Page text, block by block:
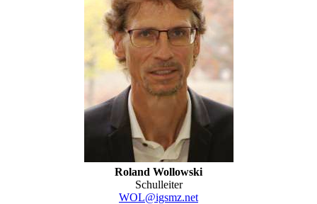
Roland Wollowski
Schulleiter
WOL@igsmz.net